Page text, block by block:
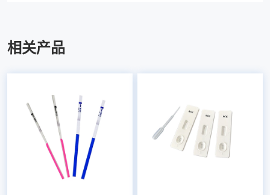
相关产品